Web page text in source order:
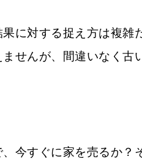
果に対する捉え方は複雑
ませんが、間違いなく古
、今すぐに家を売るか？